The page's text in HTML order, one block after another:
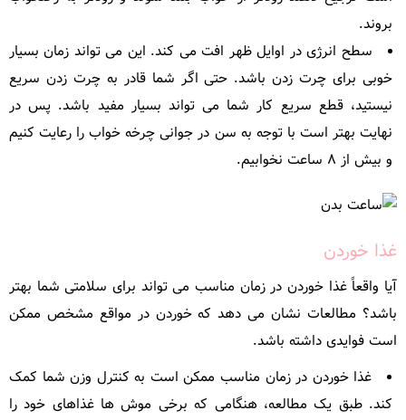
بروند.
سطح انرژی در اوایل ظهر افت می کند. این می تواند زمان بسیار
خوبی برای چرت زدن باشد. حتی اگر شما قادر به چرت زدن سریع
نیستید، قطع سریع کار شما می تواند بسیار مفید باشد. پس در
نهایت بهتر است با توجه به سن در جوانی چرخه خواب را رعایت کنیم
و بیش از ۸ ساعت نخوابیم.
غذا خوردن
آیا واقعاً غذا خوردن در زمان مناسب می تواند برای سلامتی شما بهتر
باشد؟ مطالعات نشان می دهد که خوردن در مواقع مشخص ممکن
است فوایدی داشته باشد.
غذا خوردن در زمان مناسب ممکن است به کنترل وزن شما کمک
کند. طبق یک مطالعه، هنگامی که برخی موش ها غذاهای خود را